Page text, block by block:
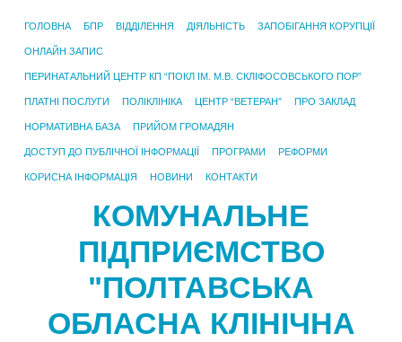
ГОЛОВНА БПР ВІДДІЛЕННЯ ДІЯЛЬНІСТЬ ЗАПОБІГАННЯ КОРУПЦІЇ
ОНЛАЙН ЗАПИС
ПЕРИНАТАЛЬНИЙ ЦЕНТР КП “ПОКЛ ІМ. М.В. СКЛІФОСОВСЬКОГО ПОР”
ПЛАТНІ ПОСЛУГИ ПОЛІКЛІНІКА ЦЕНТР “ВЕТЕРАН” ПРО ЗАКЛАД
НОРМАТИВНА БАЗА ПРИЙОМ ГРОМАДЯН
ДОСТУП ДО ПУБЛІЧНОЇ ІНФОРМАЦІЇ ПРОГРАМИ РЕФОРМИ
КОРИСНА ІНФОРМАЦІЯ НОВИНИ КОНТАКТИ
КОМУНАЛЬНЕ
ПІДПРИЄМСТВО
"ПОЛТАВСЬКА
ОБЛАСНА КЛІНІЧНА